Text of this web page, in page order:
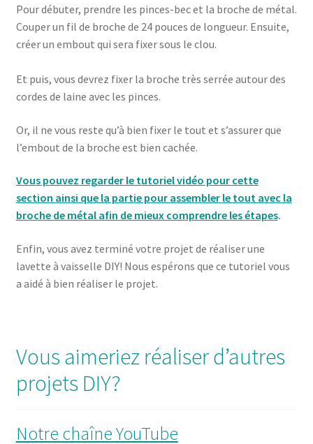
Pour débuter, prendre les pinces-bec et la broche de métal.
Couper un fil de broche de 24 pouces de longueur. Ensuite,
créer un embout qui sera fixer sous le clou.
Et puis, vous devrez fixer la broche très serrée autour des
cordes de laine avec les pinces.
Or, il ne vous reste qu’à bien fixer le tout et s’assurer que
l’embout de la broche est bien cachée.
Vous pouvez regarder le tutoriel vidéo pour cette
section ainsi que la partie pour assembler le tout avec la
broche de métal afin de mieux comprendre les étapes.
Enfin, vous avez terminé votre projet de réaliser une
lavette à vaisselle DIY! Nous espérons que ce tutoriel vous
a aidé à bien réaliser le projet.
Vous aimeriez réaliser d’autres
projets DIY?
Notre chaîne YouTube